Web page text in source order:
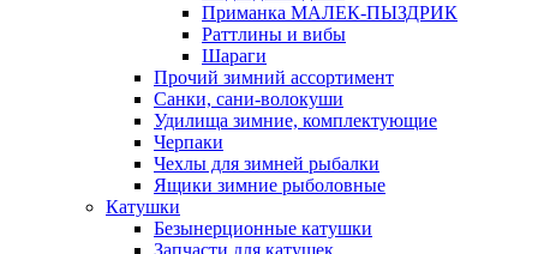
Приманка МАЛЕК-ПЫЗДРИК
Раттлины и вибы
Шараги
Прочий зимний ассортимент
Санки, сани-волокуши
Удилища зимние, комплектующие
Черпаки
Чехлы для зимней рыбалки
Ящики зимние рыболовные
Катушки
Безынерционные катушки
Запчасти для катушек